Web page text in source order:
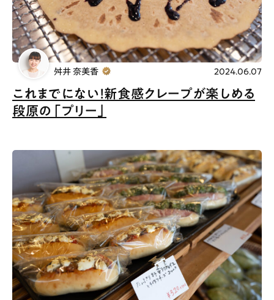
これまでにない！新食感クレープが楽しめる
段原の「プリー」
舛井 奈美香 2024.06.07